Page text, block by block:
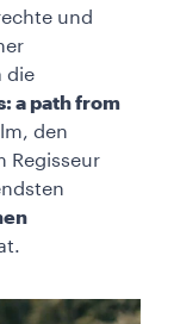
und
die
a path from
den
Regisseur